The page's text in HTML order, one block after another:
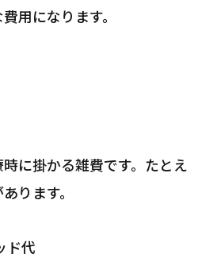
用になります。
に掛かる雑費です。たとえ
ります。
ド代